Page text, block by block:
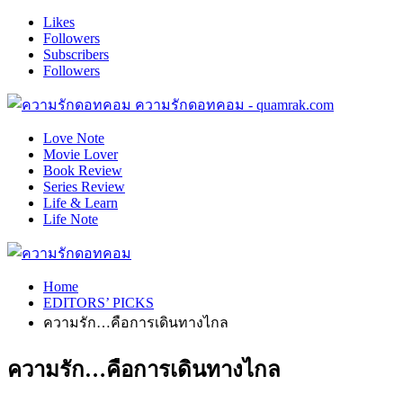
Likes
Followers
Subscribers
Followers
ความรักดอทคอม - quamrak.com
Love Note
Movie Lover
Book Review
Series Review
Life & Learn
Life Note
Home
EDITORS’ PICKS
ความรัก…คือการเดินทางไกล
ความรัก…คือการเดินทางไกล